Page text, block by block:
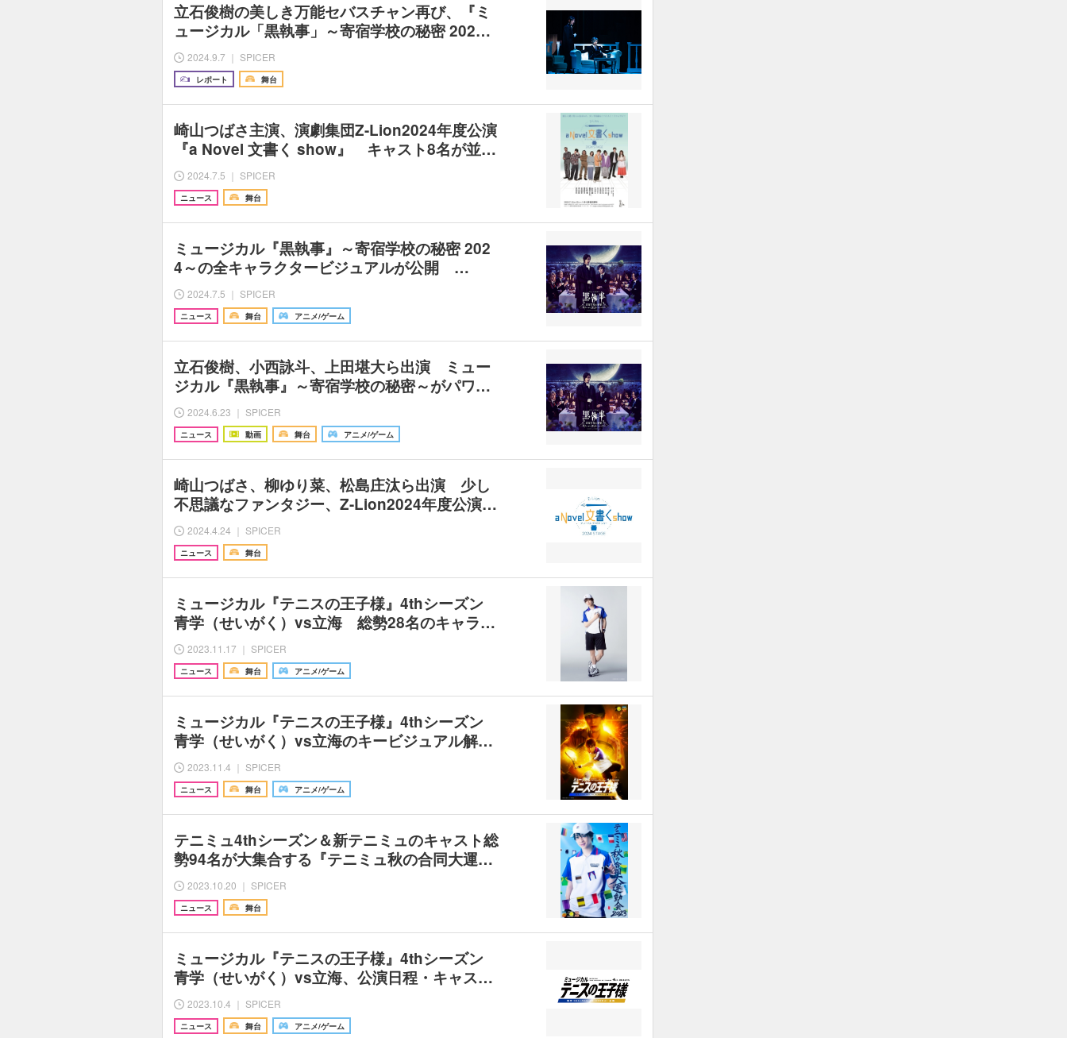
立石俊樹の美しき万能セバスチャン再び、『ミ
ュージカル「黒執事」～寄宿学校の秘密 202…
2024.9.7 ｜ SPICER
レポート 舞台
崎山つばさ主演、演劇集団Z-Lion2024年度公演
『a Novel 文書く show』 キャスト8名が並…
2024.7.5 ｜ SPICER
ニュース 舞台
ミュージカル『黒執事』～寄宿学校の秘密 202
4～の全キャラクタービジュアルが公開 …
2024.7.5 ｜ SPICER
ニュース 舞台 アニメ/ゲーム
立石俊樹、小西詠斗、上田堪大ら出演 ミュー
ジカル『黒執事』～寄宿学校の秘密～がパワ…
2024.6.23 ｜ SPICER
ニュース 動画 舞台 アニメ/ゲーム
崎山つばさ、柳ゆり菜、松島庄汰ら出演 少し
不思議なファンタジー、Z-Lion2024年度公演…
2024.4.24 ｜ SPICER
ニュース 舞台
ミュージカル『テニスの王子様』4thシーズン
青学（せいがく）vs立海 総勢28名のキャラ…
2023.11.17 ｜ SPICER
ニュース 舞台 アニメ/ゲーム
ミュージカル『テニスの王子様』4thシーズン
青学（せいがく）vs立海のキービジュアル解…
2023.11.4 ｜ SPICER
ニュース 舞台 アニメ/ゲーム
テニミュ4thシーズン＆新テニミュのキャスト総
勢94名が大集合する『テニミュ秋の合同大運…
2023.10.20 ｜ SPICER
ニュース 舞台
ミュージカル『テニスの王子様』4thシーズン
青学（せいがく）vs立海、公演日程・キャス…
2023.10.4 ｜ SPICER
ニュース 舞台 アニメ/ゲーム